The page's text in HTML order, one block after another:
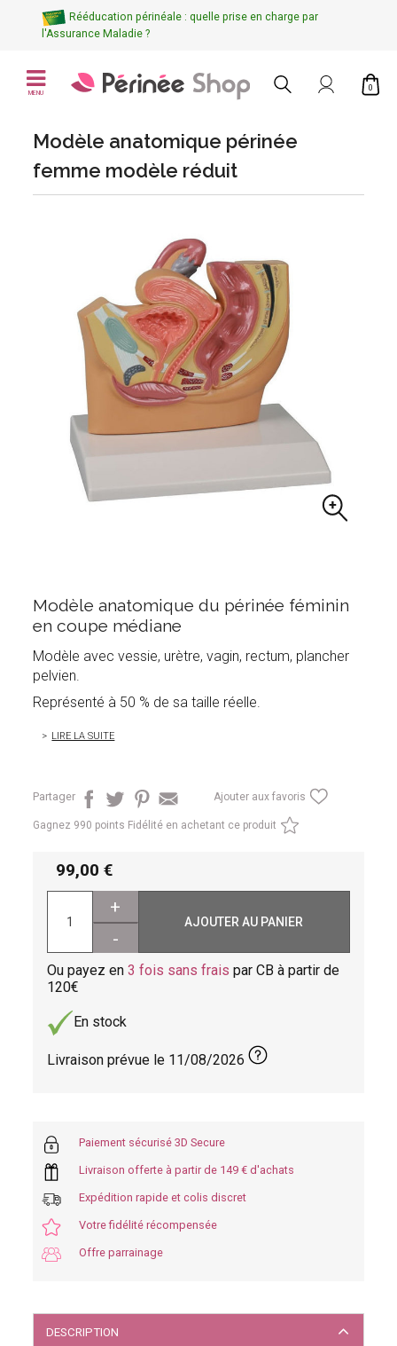
Rééducation périnéale : quelle prise en charge par
l'Assurance Maladie ?
MENU
0
Modèle anatomique périnée
femme modèle réduit
Modèle anatomique du périnée féminin
en coupe médiane
Modèle avec vessie, urètre, vagin, rectum, plancher
pelvien.
Représenté à 50 % de sa taille réelle.
LIRE LA SUITE
Partager Ajouter aux favoris
Gagnez 990 points Fidélité en achetant ce produit
99,00
+
-
AJOUTER AU PANIER
Ou payez en3 fois sans frais par CB à partir de
120
En stock
Livraison prévue le 11/08/2026
Paiement sécurisé 3D Secure
Livraison offerte à partir de 149 € d'achats
Expédition rapide et colis discret
Votre fidélité récompensée
Offre parrainage
DESCRIPTION